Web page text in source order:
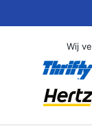
Wij